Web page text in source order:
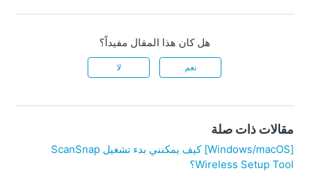
هل كان هذا المقال مفيداً؟
نعم لا
مقالات ذات صلة
[Windows/macOS] كيف يمكنني بدء تشغيل ScanSnap
Wireless Setup Tool؟